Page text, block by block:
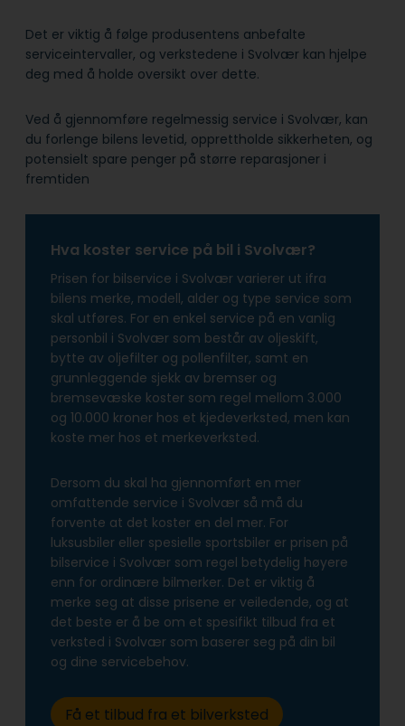
Det er viktig å følge produsentens anbefalte
serviceintervaller, og verkstedene i Svolvær kan hjelpe
deg med å holde oversikt over dette.
Ved å gjennomføre regelmessig service i Svolvær, kan
du forlenge bilens levetid, opprettholde sikkerheten, og
potensielt spare penger på større reparasjoner i
fremtiden
Hva koster service på bil i Svolvær?
Prisen for bilservice i Svolvær varierer ut ifra
bilens merke, modell, alder og type service som
skal utføres. For en enkel service på en vanlig
personbil i Svolvær som består av oljeskift,
bytte av oljefilter og pollenfilter, samt en
grunnleggende sjekk av bremser og
bremsevæske koster som regel mellom 3.000
og 10.000 kroner hos et kjedeverksted, men kan
koste mer hos et merkeverksted.
Dersom du skal ha gjennomført en mer
omfattende service i Svolvær så må du
forvente at det koster en del mer. For
luksusbiler eller spesielle sportsbiler er prisen på
bilservice i Svolvær som regel betydelig høyere
enn for ordinære bilmerker. Det er viktig å
merke seg at disse prisene er veiledende, og at
det beste er å be om et spesifikt tilbud fra et
verksted i Svolvær som baserer seg på din bil
og dine servicebehov.
Få et tilbud fra et bilverksted